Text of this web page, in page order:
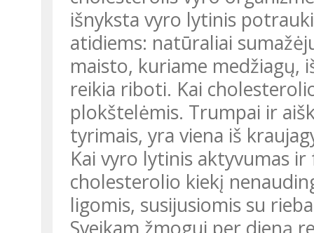
išnyksta vyro lytinis
atidiems: natūraliai
maisto, kuriame medžiagų,
reikia riboti. Kai
plokštelėmis. Trumpai ir
tyrimais, yra viena iš
Kai vyro lytinis aktyvumas ir funkcija normali, mažinti
cholesterolio kiekį
ligomis, susijusiomis su
Sveikam žmogui per dieną reikia 20 gramų gyvulinės kilmės